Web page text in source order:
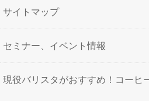
サイトマップ
セミナー、イベント情報
現役バリスタがおすすめ！コーヒ